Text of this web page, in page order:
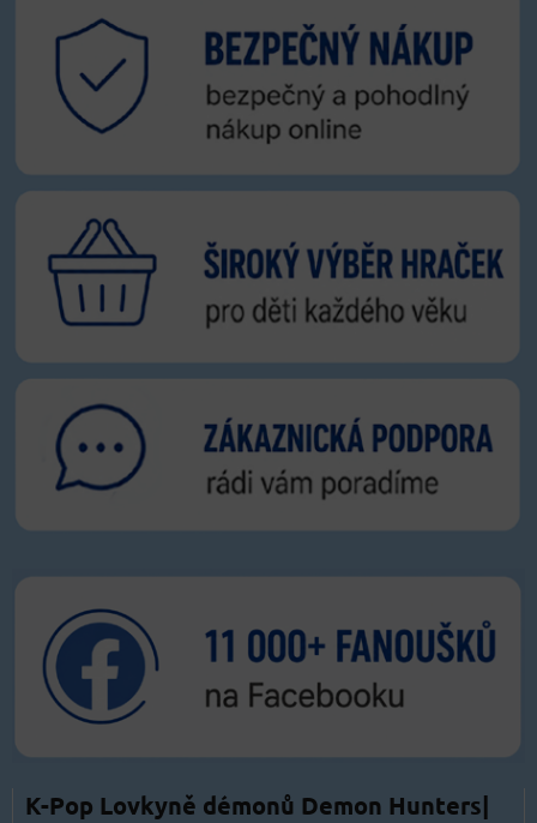
K-Pop Lovkyně démonů Demon Hunters|